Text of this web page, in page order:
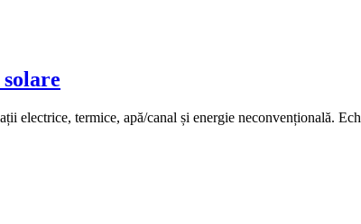
termice, apă/canal și energie neconvențională.